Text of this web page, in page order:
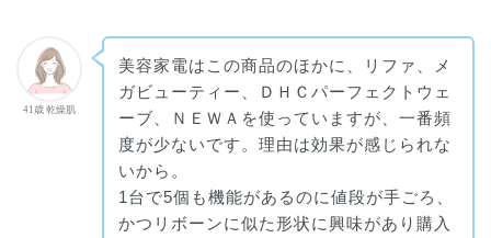
41歳 乾燥肌
美容家電はこの商品のほかに、リファ、メ
ガビューティー、ＤＨＣパーフェクトウェ
ーブ、ＮＥＷＡを使っていますが、一番頻
度が少ないです。理由は効果が感じられな
いから。
1台で5個も機能があるのに値段が手ごろ、
かつリボーンに似た形状に興味があり購入